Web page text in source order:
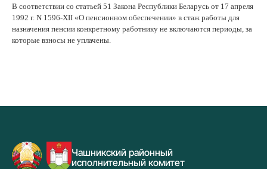
В соответствии со статьей 51 Закона Республики Беларусь от 17 апреля
1992 г. N 1596-XII «О пенсионном обеспечении» в стаж работы для
назначения пенсии конкретному работнику не включаются периоды, за
которые взносы не уплачены.
Чашникский районный
исполнительный комитет